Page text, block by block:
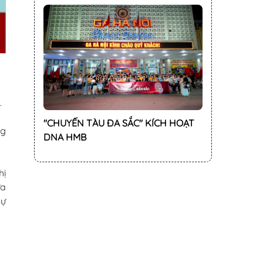
"CHUYẾN TÀU ĐA SẮC" KÍCH HOẠT
DNA HMB